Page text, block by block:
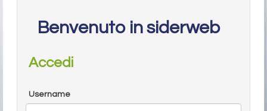
Benvenuto in siderweb
Accedi
Username